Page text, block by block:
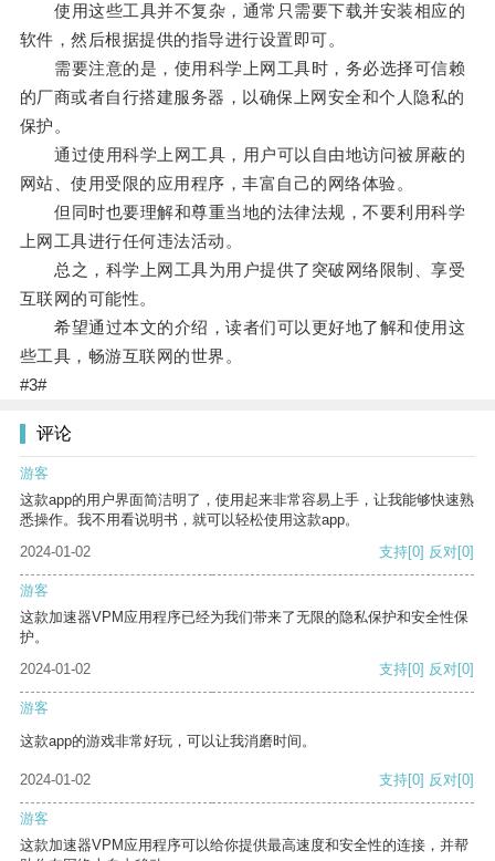
使用这些工具并不复杂，通常只需要下载并安装相应的
软件，然后根据提供的指导进行设置即可。
需要注意的是，使用科学上网工具时，务必选择可信赖
的厂商或者自行搭建服务器，以确保上网安全和个人隐私的
保护。
通过使用科学上网工具，用户可以自由地访问被屏蔽的
网站、使用受限的应用程序，丰富自己的网络体验。
但同时也要理解和尊重当地的法律法规，不要利用科学
上网工具进行任何违法活动。
总之，科学上网工具为用户提供了突破网络限制、享受
互联网的可能性。
希望通过本文的介绍，读者们可以更好地了解和使用这
些工具，畅游互联网的世界。
#3#
评论
游客
这款app的用户界面简洁明了，使用起来非常容易上手，让我能够快速熟
悉操作。我不用看说明书，就可以轻松使用这款app。
2024-01-02
支持[0] 反对[0]
游客
这款加速器VPM应用程序已经为我们带来了无限的隐私保护和安全性保
护。
2024-01-02
支持[0] 反对[0]
游客
这款app的游戏非常好玩，可以让我消磨时间。
2024-01-02 支持[0] 反对[0]
游客
这款加速器VPM应用程序可以给你提供最高速度和安全性的连接，并帮